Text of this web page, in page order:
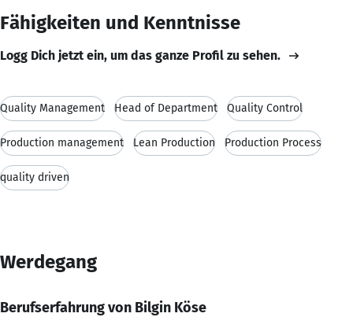
Fähigkeiten und Kenntnisse
Logg Dich jetzt ein, um das ganze Profil zu sehen.
Quality Management Head of Department Quality Control
Production management Lean Production Production Process
quality driven
Werdegang
Berufserfahrung von Bilgin Köse